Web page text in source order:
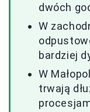
dwóch
W
bardziej
W
trwają